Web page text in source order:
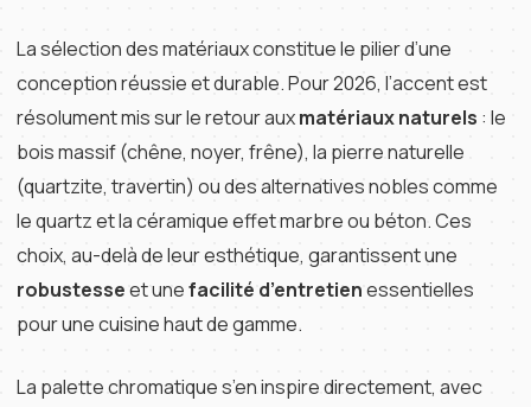
La sélection des matériaux constitue le pilier d’une
conception réussie et durable. Pour 2026, l’accent est
résolument mis sur le retour auxmatériaux naturels : le
bois massif (chêne, noyer, frêne), la pierre naturelle
(quartzite, travertin) ou des alternatives nobles comme
le quartz et la céramique effet marbre ou béton. Ces
choix, au-delà de leur esthétique, garantissent une
robustesseet unefacilité d’entretienessentielles
pour une cuisine haut de gamme.
La palette chromatique s’en inspire directement, avec